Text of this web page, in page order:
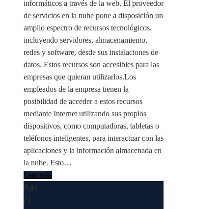
informáticos a través de la web. El proveedor
de servicios en la nube pone a disposición un
amplio espectro de recursos tecnológicos,
incluyendo servidores, almacenamiento,
redes y software, desde sus instalaciones de
datos. Estos recursos son accesibles para las
empresas que quieran utilizarlos.Los
empleados de la empresa tienen la
posibilidad de acceder a estos recursos
mediante Internet utilizando sus propios
dispositivos, como computadoras, tabletas o
teléfonos inteligentes, para interactuar con las
aplicaciones y la información almacenada en
la nube. Esto…
Leer más
Ago
21